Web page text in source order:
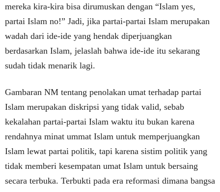
mereka kira-kira bisa dirumuskan dengan “Islam yes,
partai Islam no!” Jadi, jika partai-partai Islam merupakan
wadah dari ide-ide yang hendak diperjuangkan
berdasarkan Islam, jelaslah bahwa ide-ide itu sekarang
sudah tidak menarik lagi.
Gambaran NM tentang penolakan umat terhadap partai
Islam merupakan diskripsi yang tidak valid, sebab
kekalahan partai-partai Islam waktu itu bukan karena
rendahnya minat ummat Islam untuk memperjuangkan
Islam lewat partai politik, tapi karena sistim politik yang
tidak memberi kesempatan umat Islam untuk bersaing
secara terbuka. Terbukti pada era reformasi dimana bangsa